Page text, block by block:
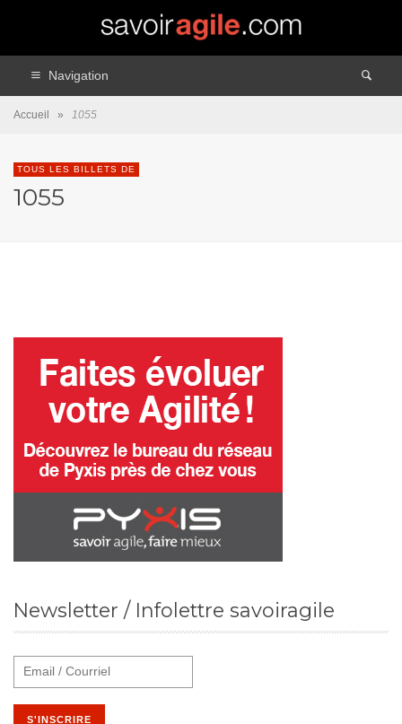
Navigation
Accueil » 1055
TOUS LES BILLETS DE
1055
Newsletter / Infolettre savoiragile